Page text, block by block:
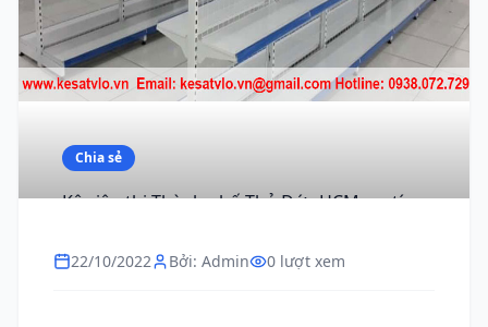
Chia sẻ
Kệ siêu thị Thành phố Thủ Đức HCM, uy tín,
22/10/2022 Bởi: Admin 0 lượt xem